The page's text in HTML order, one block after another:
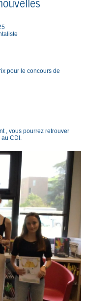
pour le concours de
, vous pourrez retrouver
CDI.